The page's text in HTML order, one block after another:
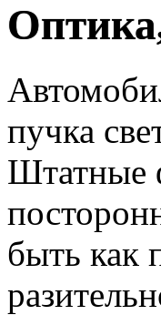
пучка
Штатные
быть как